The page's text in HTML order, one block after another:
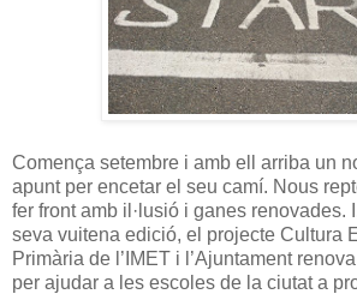
Comença setembre i amb ell arriba un
apunt per encetar el seu camí. Nous
fer front amb il·lusió i ganes renovades.
seva vuitena edició, el projecte Cultura
Primària de l’IMET i l’Ajuntament
per ajudar a les escoles de la ciutat a